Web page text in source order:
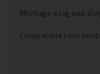
Montage plug and
Compatible tous